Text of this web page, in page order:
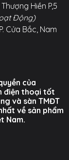
Hiền P,5
Động)
Cửa Bắc, Nam
của
điện thoại tốt
và sàn TMĐT
về sản phẩm
Nam.